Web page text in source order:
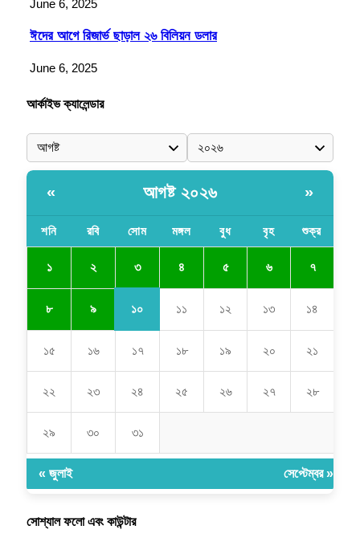
June 6, 2025
ঈদের আগে রিজার্ভ ছাড়াল ২৬ বিলিয়ন ডলার
June 6, 2025
আর্কাইভ ক্যালেন্ডার
« আগষ্ট ২০২৬ »
শনি রবি সোম মঙ্গল বুধ বৃহ শুক্র
১ ২ ৩ ৪ ৫ ৬ ৭
৮ ৯ ১০ ১১ ১২ ১৩ ১৪
১৫ ১৬ ১৭ ১৮ ১৯ ২০ ২১
২২ ২৩ ২৪ ২৫ ২৬ ২৭ ২৮
২৯ ৩০ ৩১
« জুলাই সেপ্টেম্বর »
সোশ্যাল ফলো এবং কাউন্টার